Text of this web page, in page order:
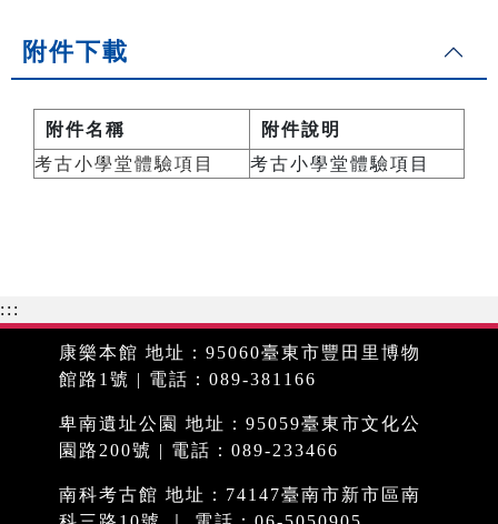
附件下載
附件名稱
附件說明
考古小學堂體驗項目
考古小學堂體驗項目
:::
康樂本館 地址：95060臺東市豐田里博物
館路1號 | 電話：089-381166
卑南遺址公園 地址：95059臺東市文化公
園路200號 | 電話：089-233466
南科考古館 地址：74147臺南市新市區南